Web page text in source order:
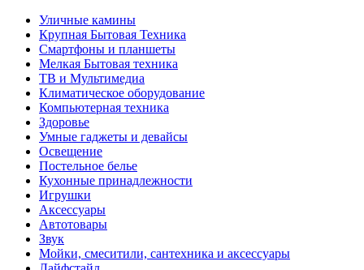
Уличные камины
Крупная Бытовая Техника
Смартфоны и планшеты
Мелкая Бытовая техника
ТВ и Мультимедиа
Климатическое оборудование
Компьютерная техника
Здоровье
Умные гаджеты и девайсы
Освещение
Постельное белье
Кухонные принадлежности
Игрушки
Аксессуары
Автотовары
Звук
Мойки, смеситили, сантехника и аксессуары